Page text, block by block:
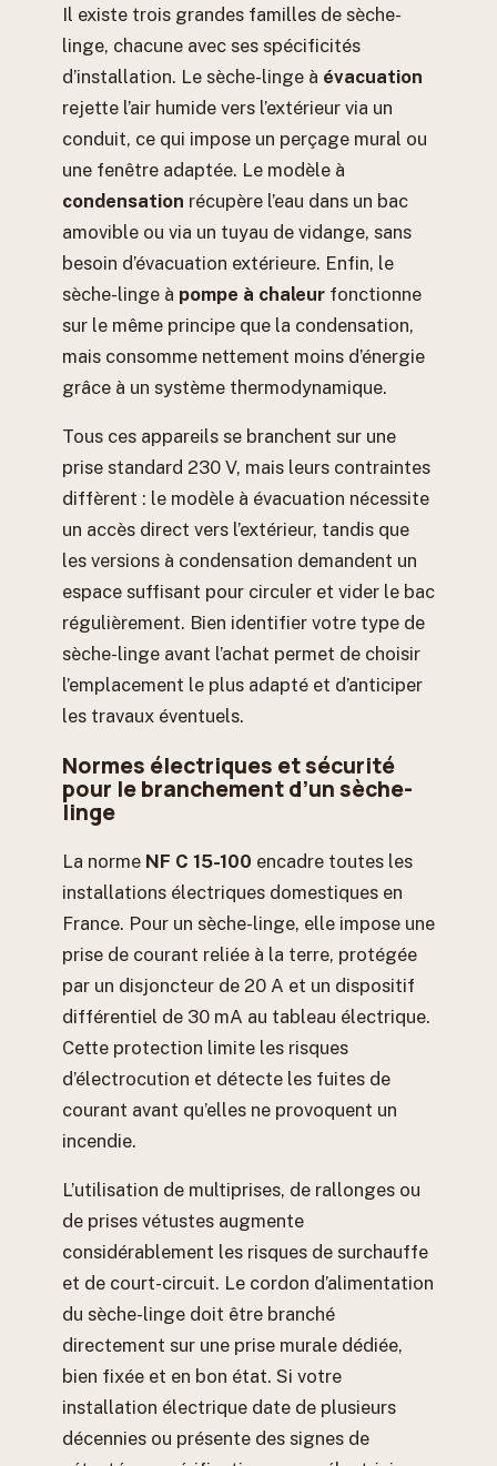
Il existe trois grandes familles de sèche-
linge, chacune avec ses spécificités
d’installation. Le sèche-linge à évacuation
rejette l’air humide vers l’extérieur via un
conduit, ce qui impose un perçage mural ou
une fenêtre adaptée. Le modèle à
condensation récupère l’eau dans un bac
amovible ou via un tuyau de vidange, sans
besoin d’évacuation extérieure. Enfin, le
sèche-linge à pompe à chaleur fonctionne
sur le même principe que la condensation,
mais consomme nettement moins d’énergie
grâce à un système thermodynamique.
Tous ces appareils se branchent sur une
prise standard 230 V, mais leurs contraintes
diffèrent : le modèle à évacuation nécessite
un accès direct vers l’extérieur, tandis que
les versions à condensation demandent un
espace suffisant pour circuler et vider le bac
régulièrement. Bien identifier votre type de
sèche-linge avant l’achat permet de choisir
l’emplacement le plus adapté et d’anticiper
les travaux éventuels.
Normes électriques et sécurité
pour le branchement d’un sèche-
linge
La norme NF C 15-100 encadre toutes les
installations électriques domestiques en
France. Pour un sèche-linge, elle impose une
prise de courant reliée à la terre, protégée
par un disjoncteur de 20 A et un dispositif
différentiel de 30 mA au tableau électrique.
Cette protection limite les risques
d’électrocution et détecte les fuites de
courant avant qu’elles ne provoquent un
incendie.
L’utilisation de multiprises, de rallonges ou
de prises vétustes augmente
considérablement les risques de surchauffe
et de court-circuit. Le cordon d’alimentation
du sèche-linge doit être branché
directement sur une prise murale dédiée,
bien fixée et en bon état. Si votre
installation électrique date de plusieurs
décennies ou présente des signes de